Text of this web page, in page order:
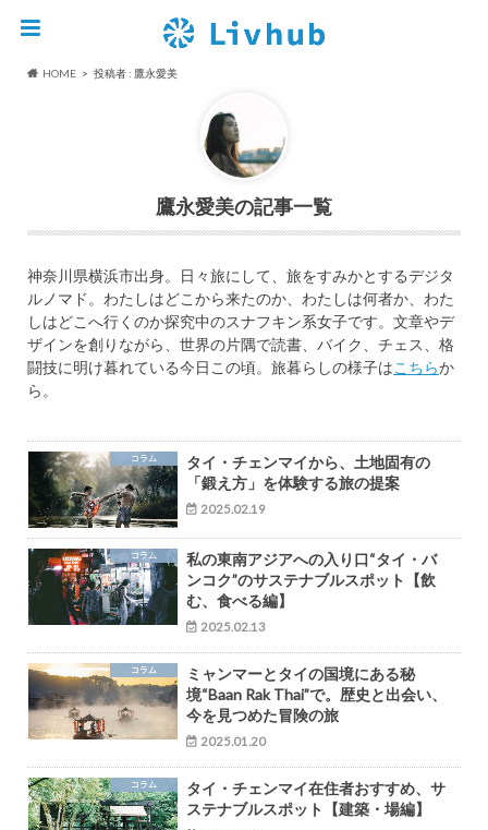
HOME 投稿者 : 鷹永愛美
鷹永愛美
神奈川県横浜市出身。日々旅にして、旅をすみかとするデジタ
ルノマド。わたしはどこから来たのか、わたしは何者か、わた
しはどこへ行くのか探究中のスナフキン系女子です。文章やデ
ザインを創りながら、世界の片隅で読書、バイク、チェス、格
闘技に明け暮れている今日この頃。旅暮らしの様子はこちらか
ら。
コラム
タイ・チェンマイから、土地固有の
「鍛え方」を体験する旅の提案
2025.02.19
コラム
私の東南アジアへの入り口“タイ・バ
ンコク”のサステナブルスポット【飲
む、食べる編】
2025.02.13
コラム
ミャンマーとタイの国境にある秘
境“Baan Rak Thai”で。歴史と出会い、
今を見つめた冒険の旅
2025.01.20
コラム
タイ・チェンマイ在住者おすすめ、サ
ステナブルスポット【建築・場編】